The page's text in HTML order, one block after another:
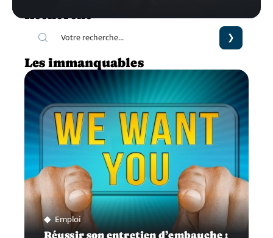
Les immanquables
Emploi
Réussir son entretien d’embauche :